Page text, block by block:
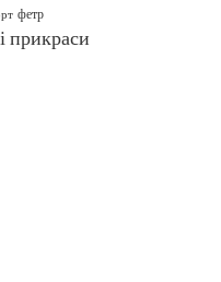
фетр
прикраси